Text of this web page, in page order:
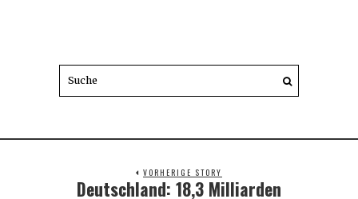
VORHERIGE STORY
Previous
Deutschland: 18,3 Milliarden